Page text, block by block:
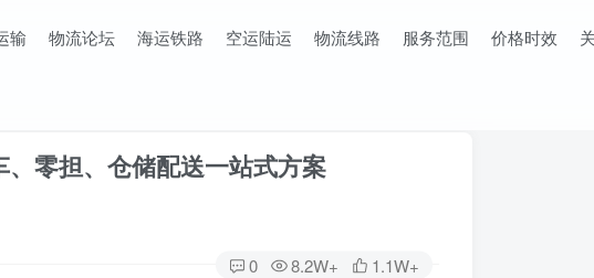
输 物流论坛 海运铁路 空运陆运 物流线路 服务范围 价格时效
零担、仓储配送一站式方案
0 8.2W+ 1.1W+